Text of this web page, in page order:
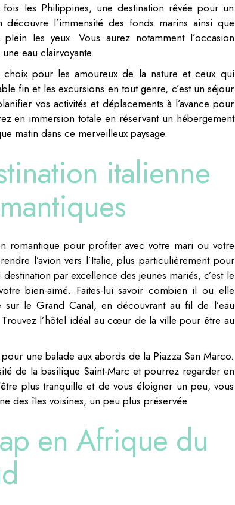
les Philippines, une destination rêvée pour un
l’immensité des fonds marins ainsi que
les yeux. Vous aurez notamment l’occasion
eau clairvoyante.
choix pour les amoureux de la nature et ceux qui
fin et les excursions en tout genre, c’est un séjour
vos activités et déplacements à l’avance pour
en immersion totale en réservant un hébergement
matin dans ce merveilleux paysage.
italienne
romantique pour profiter avec votre mari ou votre
l’avion vers l’Italie, plus particulièrement pour
par excellence des jeunes mariés, c’est le
bien-aimé. Faites-lui savoir combien il ou elle
le Grand Canal, en découvrant au fil de l’eau
l’hôtel idéal au cœur de la ville pour être au
une balade aux abords de la Piazza San Marco.
de la basilique Saint-Marc et pourrez regarder en
plus tranquille et de vous éloigner un peu, vous
des îles voisines, un peu plus préservée.
en Afrique du